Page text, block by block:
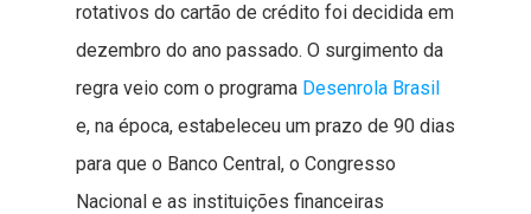
rotativos do cartão de crédito foi decidida em
dezembro do ano passado. O surgimento da
regra veio com o programa Desenrola Brasil
e, na época, estabeleceu um prazo de 90 dias
para que o Banco Central, o Congresso
Nacional e as instituições financeiras